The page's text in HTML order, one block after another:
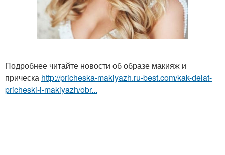
Подробнее читайте новости об образе макияж и
прическа http://pricheska-makiyazh.ru-best.com/kak-delat-
pricheski-i-makiyazh/obr...